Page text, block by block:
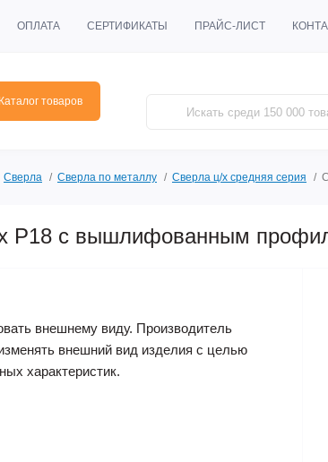
ОПЛАТА СЕРТИФИКАТЫ ПРАЙС-ЛИСТ
Каталог товаров
Сверла Сверла по металлу Сверла ц/х средняя серия
Р18 с вышлифованным
внешнему виду. Производитель
внешний вид изделия с целью
характеристик.